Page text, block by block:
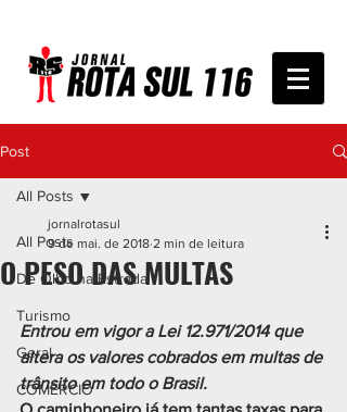
Post
All Posts
De Olho na Estrada
Turismo
Geral
COMÉRCIO
All Posts
O PESO DAS MULTAS
jornalrotasul
9 de mai. de 2018 2 min de leitura
Entrou em vigor a Lei 12.971/2014 que
altera os valores cobrados em multas de
trânsito em todo o Brasil.